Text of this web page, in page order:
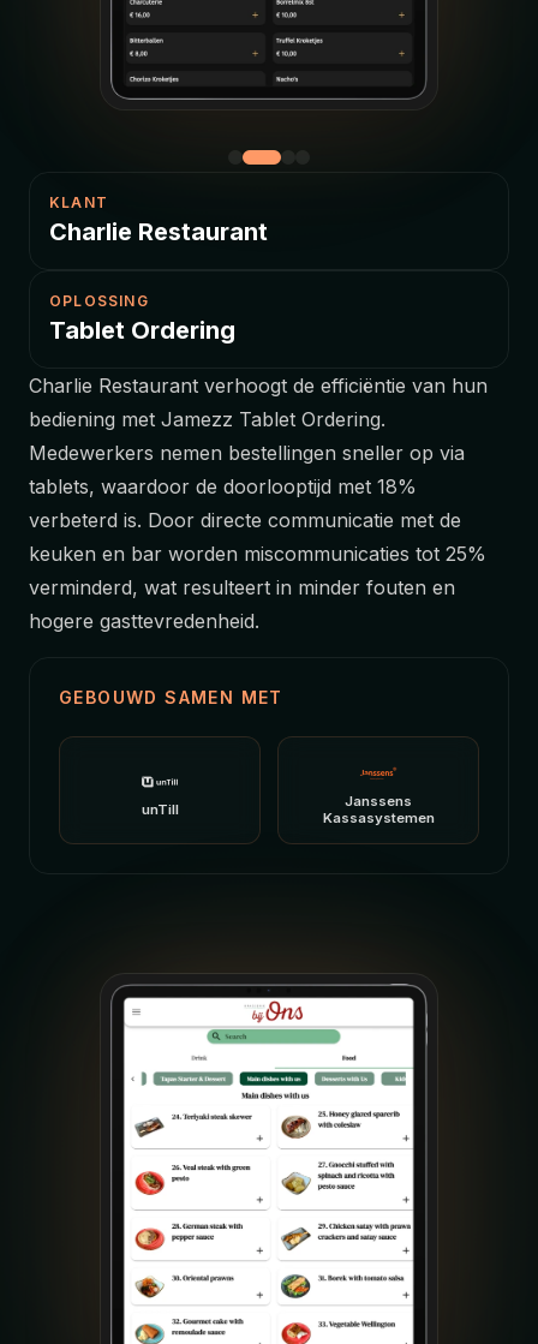
KLANT
Charlie Restaurant
OPLOSSING
Tablet Ordering
Charlie Restaurant verhoogt de efficiëntie van hun
bediening met Jamezz Tablet Ordering.
Medewerkers nemen bestellingen sneller op via
tablets, waardoor de doorlooptijd met 18%
verbeterd is. Door directe communicatie met de
keuken en bar worden miscommunicaties tot 25%
verminderd, wat resulteert in minder fouten en
hogere gasttevredenheid.
GEBOUWD SAMEN MET
unTill
Janssens
Kassasystemen